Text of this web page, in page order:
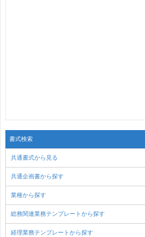
書式検索
共通書式から見る
共通企画書から探す
業種から探す
総務関連業務テンプレートから探す
経理業務テンプレートから探す